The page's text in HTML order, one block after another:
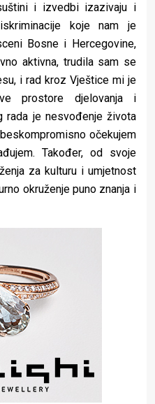
i izvedbi izazivaju i
koje nam je
Bosne i Hercegovine,
aktivna, trudila sam se
i rad kroz Vještice mi je
prostore djelovanja i
rada je nesvođenje života
očekujem
Također, od svoje
za kulturu i umjetnost
okruženje puno znanja i